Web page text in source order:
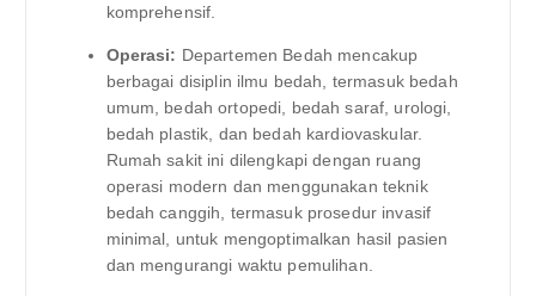
komprehensif.
Operasi: Departemen Bedah mencakup
berbagai disiplin ilmu bedah, termasuk bedah
umum, bedah ortopedi, bedah saraf, urologi,
bedah plastik, dan bedah kardiovaskular.
Rumah sakit ini dilengkapi dengan ruang
operasi modern dan menggunakan teknik
bedah canggih, termasuk prosedur invasif
minimal, untuk mengoptimalkan hasil pasien
dan mengurangi waktu pemulihan.